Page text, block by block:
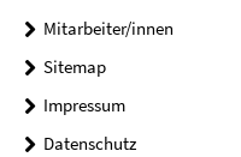
Mitarbeiter/innen
Sitemap
Impressum
Datenschutz